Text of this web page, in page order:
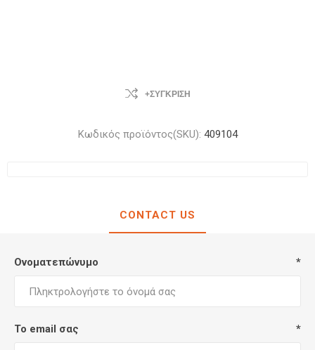
+ΣΎΓΚΡΙΣΗ
Κωδικός προϊόντος(SKU): 409104
CONTACT US
Ονοματεπώνυμο *
Το email σας *